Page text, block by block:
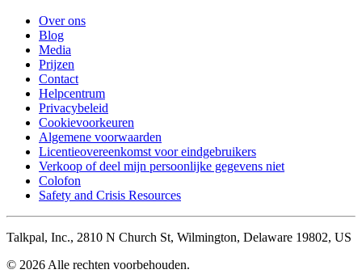
Over ons
Blog
Media
Prijzen
Contact
Helpcentrum
Privacybeleid
Cookievoorkeuren
Algemene voorwaarden
Licentieovereenkomst voor eindgebruikers
Verkoop of deel mijn persoonlijke gegevens niet
Colofon
Safety and Crisis Resources
Talkpal, Inc., 2810 N Church St, Wilmington, Delaware 19802, US
© 2026 Alle rechten voorbehouden.